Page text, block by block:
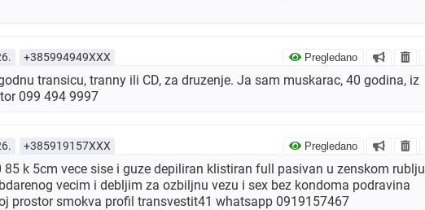
+385994949XXX Pregledano
transicu, tranny ili CD, za druzenje. Ja sam muskarac, 40 godina, iz
099 494 9997
+385919157XXX Pregledano
85 k 5cm vece sise i guze depiliran klistiran full pasivan u zenskom rublju
vecim i debljim za ozbiljnu vezu i sex bez kondoma podravina
prostor smokva profil transvestit41 whatsapp 0919157467